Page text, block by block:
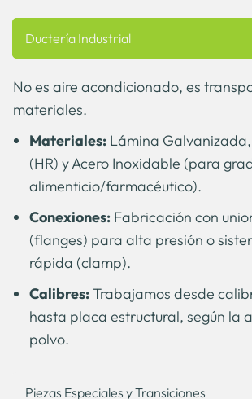
Ductería Industrial
No es aire acondicionado, es
materiales.
Materiales: Lámina
(HR) y Acero Inoxidable (para
alimenticio/farmacéutico).
Conexiones: Fabricación con
(flanges) para alta presión o
rápida (clamp).
Calibres:Trabajamos desde
hasta placa estructural, según la
polvo.
Piezas Especiales y Transiciones